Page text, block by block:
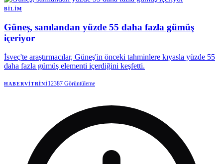
BILIM
Güneş, sanılandan yüzde 55 daha fazla gümüş
içeriyor
İsveç'te araştırmacılar, Güneş'in önceki tahminlere kıyasla yüzde 55
daha fazla gümüş elementi içerdiğini keşfetti.
HABERVITRINI12387 Görüntüleme